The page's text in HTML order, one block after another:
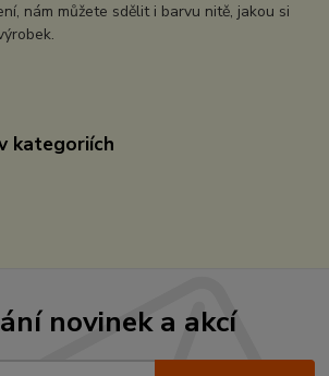
nám můžete sdělit i barvu nitě, jakou si
kategoriích
novinek a akcí